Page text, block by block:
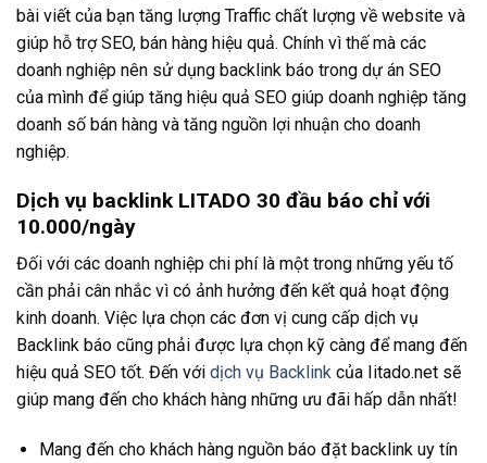
bài viết của bạn tăng lượng Traffic chất lượng về website và
giúp hỗ trợ SEO, bán hàng hiệu quả. Chính vì thế mà các
doanh nghiệp nên sử dụng backlink báo trong dự án SEO
của mình để giúp tăng hiệu quả SEO giúp doanh nghiệp tăng
doanh số bán hàng và tăng nguồn lợi nhuận cho doanh
nghiệp.
Dịch vụ backlink LITADO 30 đầu báo chỉ với
10.000/ngày
Đối với các doanh nghiệp chi phí là một trong những yếu tố
cần phải cân nhắc vì có ảnh hưởng đến kết quả hoạt động
kinh doanh. Việc lựa chọn các đơn vị cung cấp dịch vụ
Backlink báo cũng phải được lựa chọn kỹ càng để mang đến
hiệu quả SEO tốt. Đến với dịch vụ Backlink của Iitado.net sẽ
giúp mang đến cho khách hàng những ưu đãi hấp dẫn nhất!
Mang đến cho khách hàng nguồn báo đặt backlink uy tín